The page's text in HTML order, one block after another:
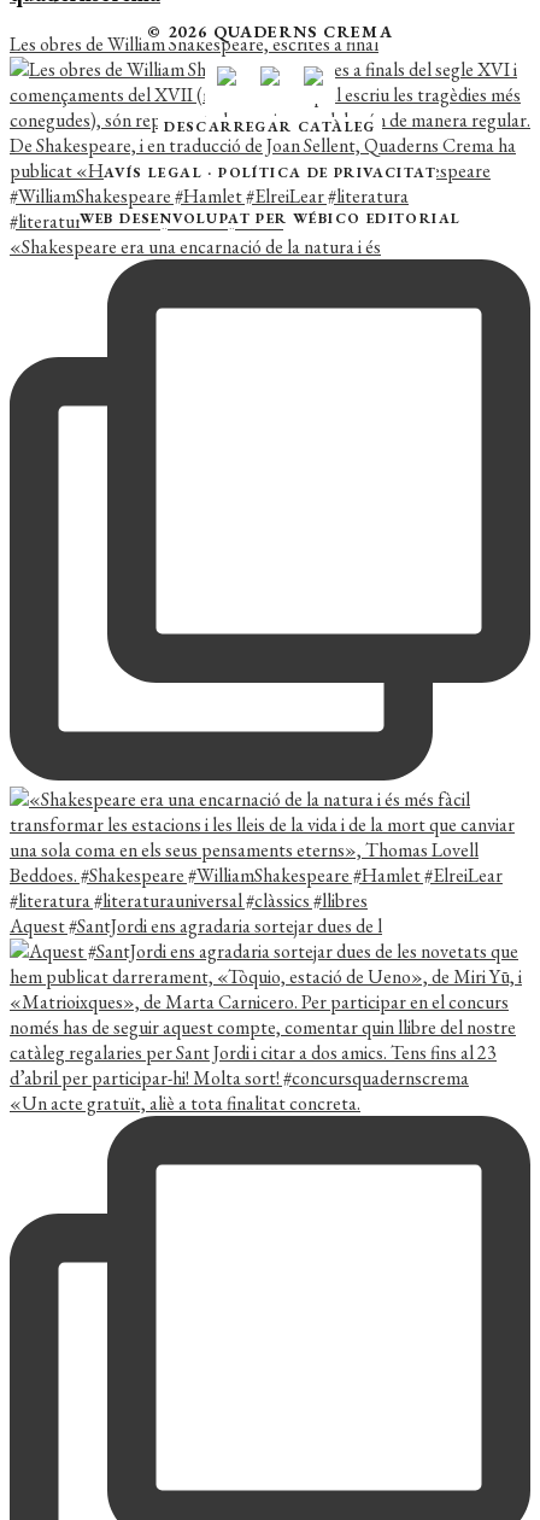
Les obres de William Shakespeare, escrites a final
«Shakespeare era una encarnació de la natura i és
Aquest #SantJordi ens agradaria sortejar dues de l
«Un acte gratuït, aliè a tota finalitat concreta.
© 2026 QUADERNS CREMA
DESCARREGAR CATÀLEG
AVÍS LEGAL ·POLÍTICA DE PRIVACITAT
WEB DESENVOLUPAT PER WÉBICO EDITORIAL